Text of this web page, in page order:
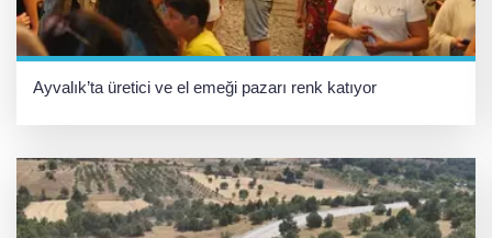
Ayvalık’ta üretici ve el emeği pazarı renk katıyor